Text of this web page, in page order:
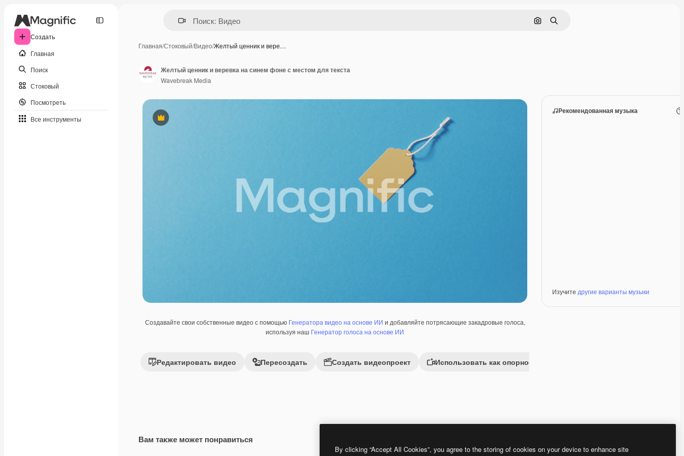
Создать
Главная
Поиск
Стоковый
Посмотреть
Все инструменты
Поиск по изображению
Поиск
Главная/Стоковый/Видео/Желтый ценник и вере…
Премиум
Создавайте свои собственные видео с помощью Генератора видео на основе ИИ и добавляйте потрясающие закадровые голоса,
используя наш Генератор голоса на основе ИИ
Редактировать видео Пересоздать Создать видеопроект Использовать как опорное изображение
Рекомендованная музыка
Изучите другие варианты музыки
Желтый ценник и веревка на синем фоне с местом для текста
Wavebreak Media
Вам также может понравиться
Сгенерировано с помощью ИИ Premium
Premium
Сгенерировано с помощью ИИ Premium
PremiumСгенерировано
By clicking “Accept All Cookies”, you agree to the storing of cookies on your device to enhance site